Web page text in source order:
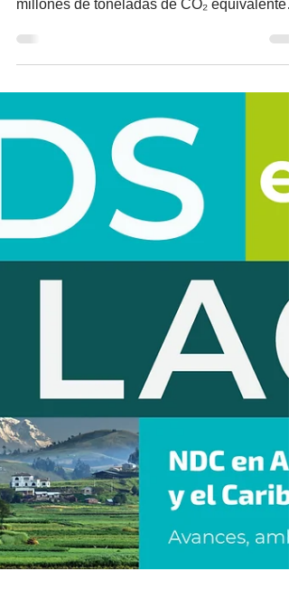
México fija metas
climáticas a 2035, pero
sólo en el papel
Por Miguel Ángel de Alba @migueldealba
México reportó emisiones netas de 568.5
millones de toneladas de CO₂ equivalente
(MtCO₂e) en 2022 y en la NDC 3.0
presentada a la Convención Marco de las
rango de entre 364 y 404 MtCO₂e para
Tomando como referencia 2022, la meta
implica una disminución de entre 164.5 y
204.5 MtCO₂e en 13 años: una reducción
entre 29 a 36 por ciento. El rango condi